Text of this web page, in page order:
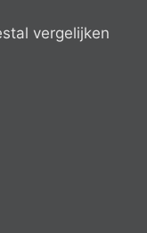
vergelijken